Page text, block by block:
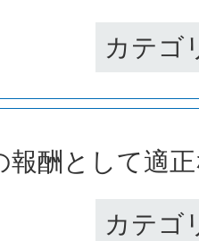
カテゴ
報酬として適
カテゴ